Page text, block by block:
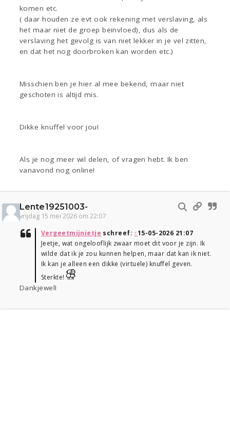
komen etc.
( daar houden ze evt ook rekening met verslaving, als
het maar niet de groep beïnvloed), dus als de
verslaving het gevolg is van niet lekker in je vel zitten,
en dat het nog doorbroken kan worden etc.)
Misschien ben je hier al mee bekend, maar niet
geschoten is altijd mis.
Dikke knuffel voor jou!
Als je nog meer wil delen, of vragen hebt. Ik ben
vanavond nog online!
Lente19251003-
vrijdag 15 mei 2026 om 22:07
Vergeetmijnietje schreef: ↑15-05-2026 21:07
Jeetje, wat ongelooflijk zwaar moet dit voor je zijn. Ik
wilde dat ik je zou kunnen helpen, maar dat kan ik niet.
Ik kan je alleen een dikke (virtuele) knuffel geven.
Sterkte!
Dankjewel!